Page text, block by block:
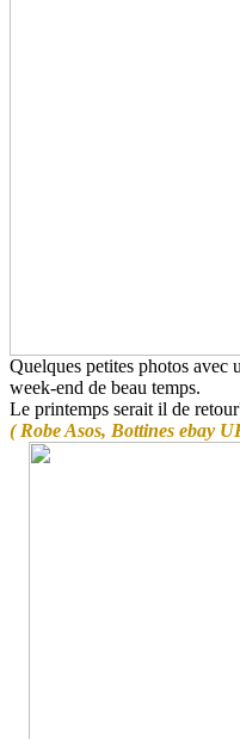
Quelques petites photos avec
week-end de beau temps.
Le printemps serait il de
( Robe Asos, Bottines ebay